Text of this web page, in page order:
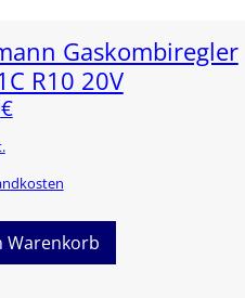
Gaskombiregler
R10 20V
€
Warenkorb